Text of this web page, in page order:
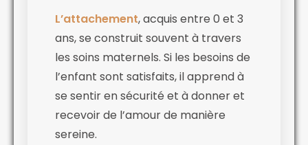
L’attachement, acquis entre 0 et 3
ans, se construit souvent à travers
les soins maternels. Si les besoins de
l’enfant sont satisfaits, il apprend à
se sentir en sécurité et à donner et
recevoir de l’amour de manière
sereine.